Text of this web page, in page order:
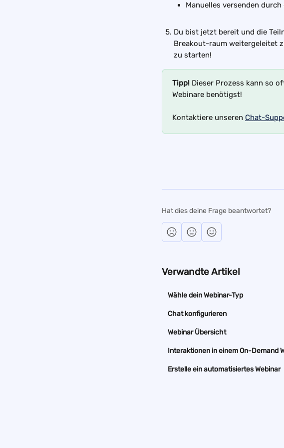
Manuelles versenden
Du bist jetzt bereit und die
Breakout-raum weitergeleitet
zu starten!
Tipp! Dieser Prozess kann so
Webinare benötigst!
Kontaktiere unseren Chat-
Hat dies deine Frage beantwortet?
Verwandte Artikel
Wähle dein Webinar-Typ
Chat konfigurieren
Webinar Übersicht
Interaktionen in einem On-Demand
Erstelle ein automatisiertes Webinar